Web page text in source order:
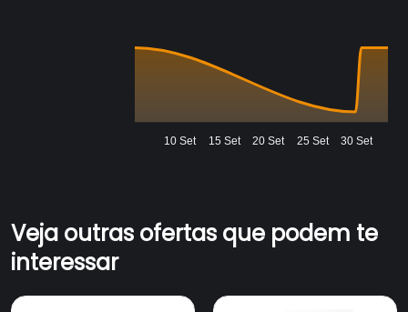
10 Set 15 Set 20 Set 25 Set 30 Set
Veja outras ofertas que podem te
interessar